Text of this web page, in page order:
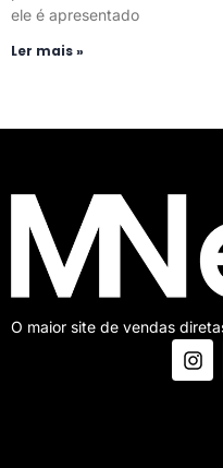
ele é apresentado
Ler mais »
O maior site de vendas